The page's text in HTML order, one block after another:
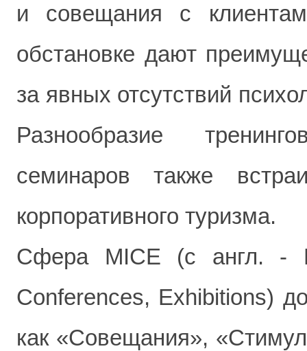
и совещания с
обстановке дают
за явных отсутствий
Разнообразие
семинаров также
корпоративного туризма.
Сфера MICE (с англ. -
Conferences, Exhibitions)
как «Совещания»,